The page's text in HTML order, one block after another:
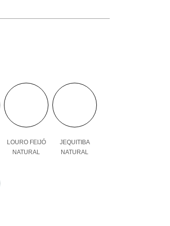
LOURO FEIJÓ
NATURAL
JEQUITIBA
NATURAL